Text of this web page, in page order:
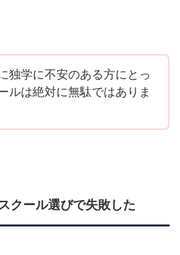
独学に不安のある方にとっ
ルは絶対に無駄ではありま
ール選びで失敗した